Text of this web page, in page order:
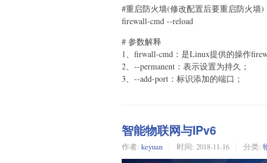
#重启防火墙(修改配置后要重启防火墙)
firewall-cmd --reload
# 参数解释
1、firwall-cmd：是Linux提供的操作
2、--permanent：表示设置为持久；
3、--add-port：标识添加的端口；
智能物联网与IPv6
作者: keyuan 时间: 2018-11-16 分类: